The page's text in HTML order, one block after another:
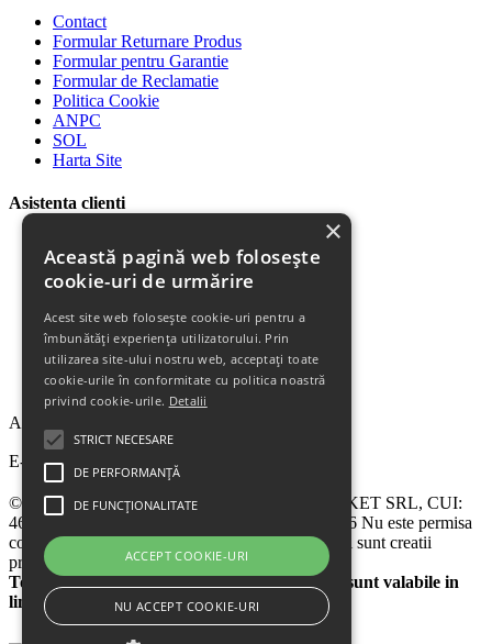
Contact
Formular Returnare Produs
Formular pentru Garantie
Formular de Reclamatie
Politica Cookie
ANPC
SOL
Harta Site
Asistenta clienti
Plata Produselor
Livrarea Produselor
Politica de Retur
Descarca Garantia
Urmareste Comanda
Termeni Garantie
Termeni si Conditii
Abonare la newsletter
E-mail
© 2024 - 2026 eChilipir.ro - SIRIUS TOP MARKET SRL, CUI:
46952581, Reg. Com.: Call Center: 0726 676 676 Nu este permisa
copierea sitului eChilipir.ro - Unele poze si softuri sunt creatii
proprii.
Toate preturile sunt exprimate in lei. Ofertele sunt valabile in
limita stocului disponibil
Această pagină web folosește
cookie-uri de urmărire
Acest site web folosește cookie-uri pentru a
îmbunătăți experiența utilizatorului. Prin
utilizarea site-ului nostru web, acceptați toate
cookie-urile în conformitate cu politica noastră
privind cookie-urile. Detalii
STRICT NECESARE
DE PERFORMANȚĂ
DE FUNCȚIONALITATE
ACCEPT COOKIE-URI
NU ACCEPT COOKIE-URI
×